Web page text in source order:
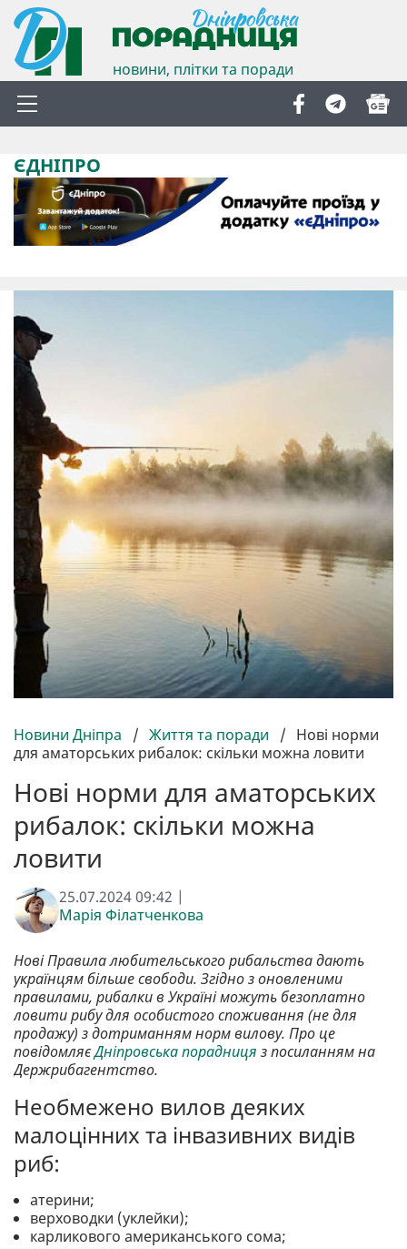
новини, плітки та поради
ЄДНІПРО
Новини Дніпра / Життя та поради / Нові норми
для аматорських рибалок: скільки можна ловити
Нові норми для аматорських
рибалок: скільки можна
ловити
25.07.2024 09:42 |
Марія Філатченкова
Нові Правила любительського рибальства дають
українцям більше свободи. Згідно з оновленими
правилами, рибалки в Україні можуть безоплатно
ловити рибу для особистого споживання (не для
продажу) з дотриманням норм вилову. Про це
повідомляєДніпровська порадниця з посиланням на
Держрибагентство.
Необмежено вилов деяких
малоцінних та інвазивних видів
риб:
атерини;
верховодки (уклейки);
карликового американського сома;